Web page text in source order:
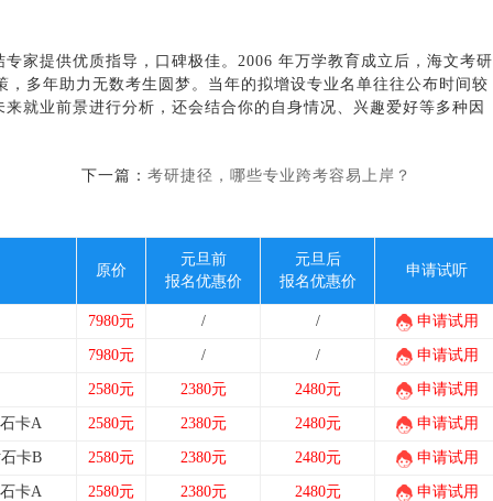
家提供优质指导，口碑极佳。2006 年万学教育成立后，海文考研
多年助力无数考生圆梦。当年的拟增设专业名单往往公布时间较
就业前景进行分析，还会结合你的自身情况、兴趣爱好等多种因
下一篇： 考研捷径，哪些专业跨考容易上岸？
原价
元旦前
报名优惠价
元旦后
报名优惠价
申请试听
7980元 / / 申请试用
7980元 / / 申请试用
2580元 2380元 2480元 申请试用
卡A 2580元 2380元 2480元 申请试用
卡B 2580元 2380元 2480元 申请试用
卡A 2580元 2380元 2480元 申请试用